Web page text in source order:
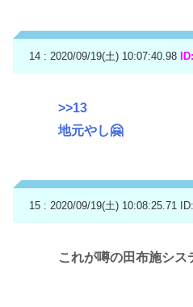
14 : 2020/09/19(土) 10:07:40.98
>>13
地元やし🤗
15 : 2020/09/19(土) 10:08:25.71
これが噂の田布施シス